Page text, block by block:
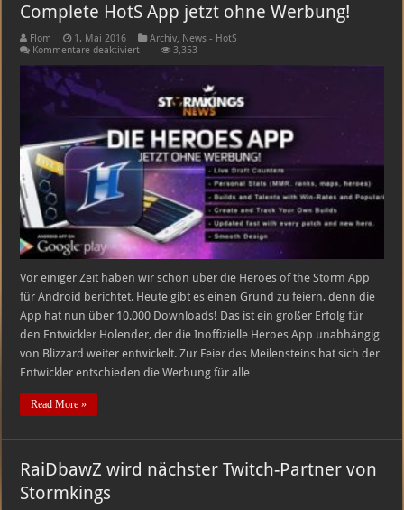
Complete HotS App jetzt ohne Werbung!
Flom 1. Mai 2016 Archiv, News - HotS
Kommentare deaktiviertfür
jetzt
ohne
Werbung!
3,353
Vor einiger Zeit haben wir schon über die Heroes of the Storm App
für Android berichtet. Heute gibt es einen Grund zu feiern, denn die
App hat nun über 10.000 Downloads! Das ist ein großer Erfolg für
den Entwickler Holender, der die Inoffizielle Heroes App unabhängig
von Blizzard weiter entwickelt. Zur Feier des Meilensteins hat sich der
Entwickler entschieden die Werbung für alle …
Read More »
RaiDbawZ wird nächster Twitch-Partner von
Stormkings